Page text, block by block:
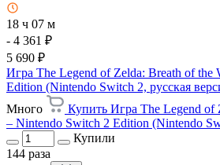
18 ч 07 м
- 4 361 ₽
5 690 ₽
Игра The Legend of Zelda: Breath of the
Edition (Nintendo Switch 2, русская
Много
Купить Игра The Legend of
– Nintendo Switch 2 Edition (Nintendo
Купили
144 раза